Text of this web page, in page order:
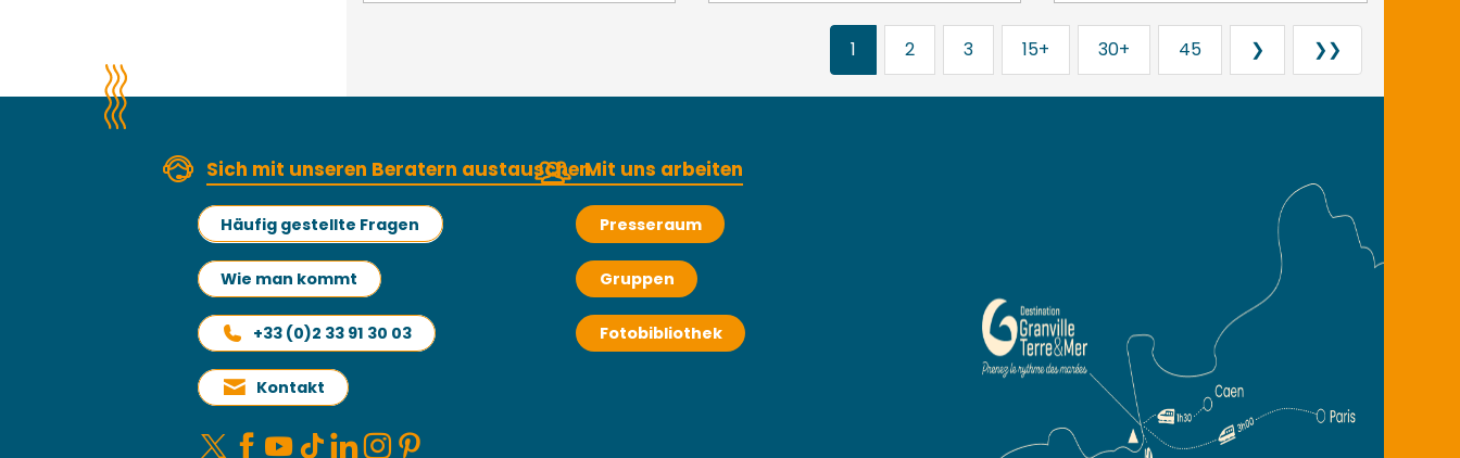
1 2 3 15+ 30+ 45 ❯ ❯❯
Sich mit unseren Beratern austauschen
Häufig gestellte Fragen
Wie man kommt
+33 (0)2 33 91 30 03
Kontakt
Mit uns arbeiten
Presseraum
Gruppen
Fotobibliothek